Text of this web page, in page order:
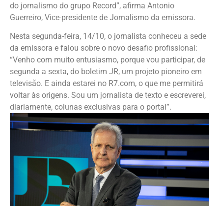
do jornalismo do grupo Record”, afirma Antonio
Guerreiro, Vice-presidente de Jornalismo da emissora.
Nesta segunda-feira, 14/10, o jornalista conheceu a sede
da emissora e falou sobre o novo desafio profissional:
“Venho com muito entusiasmo, porque vou participar, de
segunda a sexta, do boletim JR, um projeto pioneiro em
televisão. E ainda estarei no R7.com, o que me permitirá
voltar às origens. Sou um jornalista de texto e escreverei,
diariamente, colunas exclusivas para o portal”.